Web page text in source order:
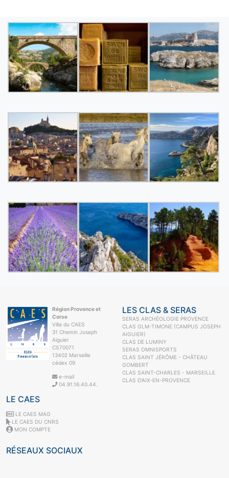
Région Provence et
Corse
Villa du CAES
31 Chemin Joseph
Aiguier
CS70071
13402 Marseille
cédex 09
e-mail
04.91.16.40.44.
LES CLAS & SERAS
SERAS ARCHÉOLOGIE PROVENCE
CLAS GLM-TIMONE (CAMPUS JOSEPH
AIGUIER)
CLAS DE LUMINY
SERAS OMNISPORTS
CLAS SAINT JÉRÔME - CHÂTEAU
GOMBERT
CLAS SAINT-CHARLES - MARSEILLE
CLAS D'AIX-EN-PROVENCE
LE CAES
LE CAES MAG
LE CAES DU CNRS
MON COMPTE
RÉSEAUX SOCIAUX